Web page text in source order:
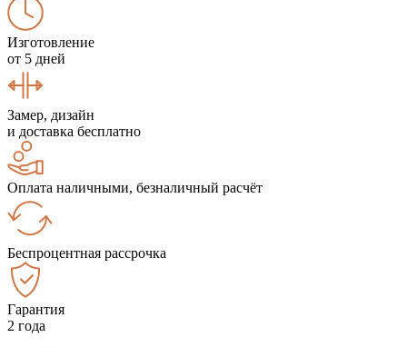
Изготовление
от 5 дней
Замер, дизайн
и доставка бесплатно
Оплата наличными, безналичный расчёт
Беспроцентная рассрочка
Гарантия
2 года